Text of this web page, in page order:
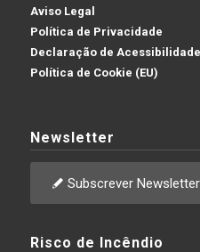
Aviso Legal
Política de Privacidade
Declaração de
Política de Cookie (EU)
Newsletter
Subscrever Newsletter
Risco de Incêndio